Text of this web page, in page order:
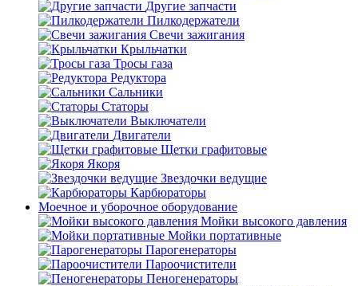
Другие запчасти
Пилкодержатели
Свечи зажигания
Крыльчатки
Тросы газа
Редуктора
Сальники
Статоры
Выключатели
Двигатели
Щетки графитовые
Якоря
Звездочки ведущие
Карбюраторы
Моечное и уборочное оборудование
Мойки высокого давления
Мойки портативные
Парогенераторы
Пароочистители
Пеногенераторы